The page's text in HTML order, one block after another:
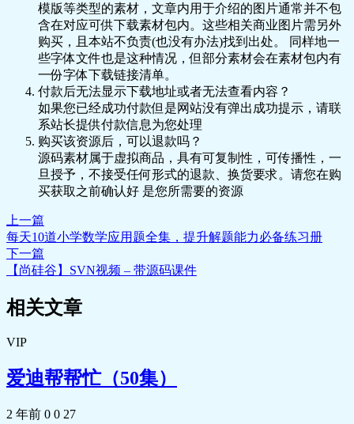
🎥 马丁的早晨 39.mkv 1.5G
🎥 马丁的早晨 40.mkv 1.5G
🎥 马丁的早晨 41.mkv 1.5G
🎥 马丁的早晨 42.mkv 1.5G
🎥 马丁的早晨 43.mkv 1.5G
🎥 马丁的早晨 44.mkv 1.5G
🎥 马丁的早晨 45.mkv 1.5G
🎥 马丁的早晨 46.mkv 1.5G
🎥 马丁的早晨 47.mkv 1.5G
🎥 马丁的早晨 48.mkv 1.5G
🎥 马丁的早晨 49.mkv 1.5G
🎥 马丁的早晨 50.mkv 1.5G
模版等类型的素材，文章内用于介绍的图片通常并不包
含在对应可供下载素材包内。这些相关商业图片需另外
购买，且本站不负责(也没有办法)找到出处。 同样地一
些字体文件也是这种情况，但部分素材会在素材包内有
一份字体下载链接清单。
付款后无法显示下载地址或者无法查看内容？
如果您已经成功付款但是网站没有弹出成功提示，请联
系站长提供付款信息为您处理
购买该资源后，可以退款吗？
源码素材属于虚拟商品，具有可复制性，可传播性，一
旦授予，不接受任何形式的退款、换货要求。请您在购
买获取之前确认好 是您所需要的资源
上一篇
每天10道小学数学应用题全集，提升解题能力必备练习册
下一篇
【尚硅谷】SVN视频 – 带源码课件
相关文章
VIP
爱迪帮帮忙（50集）
2 年前 0 0 27